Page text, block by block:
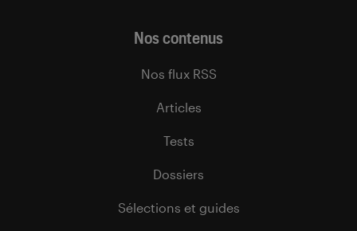
Nos contenus
Nos flux RSS
Articles
Tests
Dossiers
Sélections et guides